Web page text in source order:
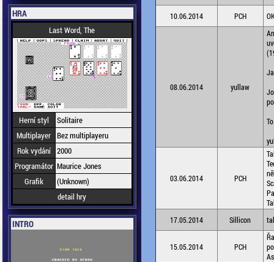
HRA
Last Word, The
Herní styl
Solitaire
Multiplayer Bez multiplayeru
Rok vydání 2000
Programátor Maurice Jones
Grafik
(Unknown)
detail hry
INTRO
10.06.2014 PCH
08.06.2014 yullaw
03.06.2014 PCH
17.05.2014
Sillicon
15.05.2014 PCH